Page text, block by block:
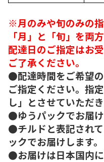
※月のみや旬のみの
「月」と「旬」を両
配達日のご指定はお
ご了承ください。
●配達時間をご希望
ご指定ください。指
し」とさせていただき
●ゆうパックでお届け
●チルドと表記され
ックでお届けします。
●お届けは日本国内に